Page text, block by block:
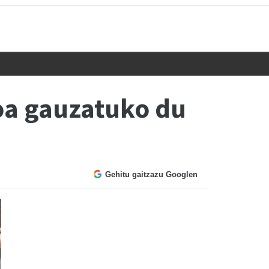
gauzatuko du
Gehitu gaitzazu Googlen